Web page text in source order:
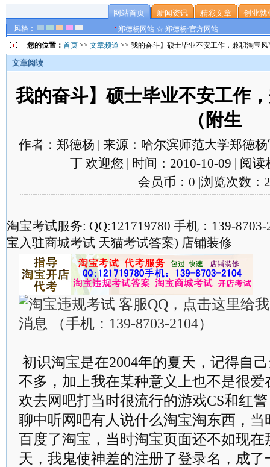
风格：
网站首页 新闻资讯 精彩文章 创业就
郑德杨网站 ☆ 郑德杨·官方网站
您的位置： 首页 >> 文章频道 >> 我的奋斗】硕士毕业不安工作，兼职淘宝
文章阅读
我的奋斗】硕士毕业不安工作
（附生
作者：郑德杨 | 来源：哈尔滨师范大学郑德
丁 欢迎您 | 时间：2010-10-09 | 阅
会员币：0 |浏览次数：
淘宝考试服务: QQ:121719780 手机：139-
宝入驻商城考试 天猫考试答案) 店铺装修
初识淘宝是在2004年的夏天，记得自
不多，加上我在某种意义上也不是很
欢去网吧打当时很流行的游戏CS和红
聊中听网吧有人说什么淘宝淘东西，
百度了淘宝，当时淘宝页面还不如现
天，我鬼使神差的注册了登录名，成